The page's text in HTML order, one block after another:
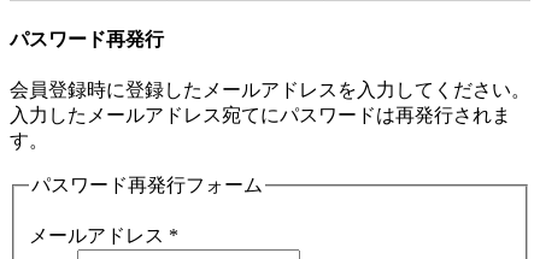
パスワード再発行
会員登録時に登録したメールアドレスを入力してください。
入力したメールアドレス宛てにパスワードは再発行されま
す。
パスワード再発行フォーム
メールアドレス *